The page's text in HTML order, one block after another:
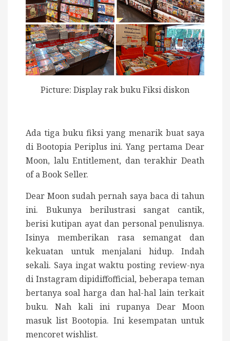
Picture: Display rak buku Fiksi diskon
Ada tiga buku fiksi yang menarik buat saya
di Bootopia Periplus ini. Yang pertama Dear
Moon, lalu Entitlement, dan terakhir Death
of a Book Seller.
Dear Moon sudah pernah saya baca di tahun
ini. Bukunya berilustrasi sangat cantik,
berisi kutipan ayat dan personal penulisnya.
Isinya memberikan rasa semangat dan
kekuatan untuk menjalani hidup. Indah
sekali. Saya ingat waktu posting review-nya
di Instagram dipidiffofficial, beberapa teman
bertanya soal harga dan hal-hal lain terkait
buku. Nah kali ini rupanya Dear Moon
masuk list Bootopia. Ini kesempatan untuk
mencoret wishlist.